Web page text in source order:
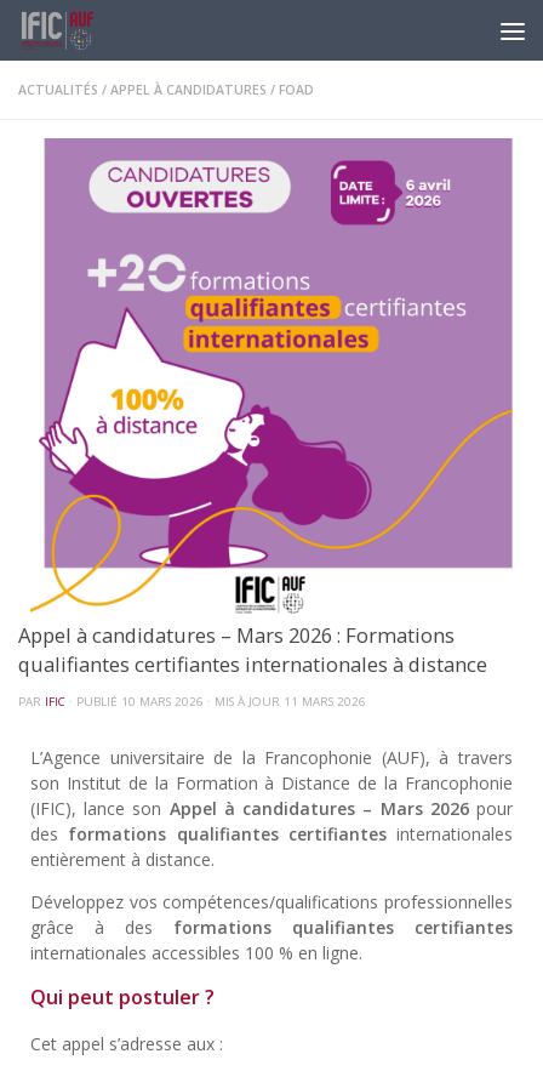
Skip to content
ACTUALITÉS / APPEL À CANDIDATURES / FOAD
Appel à candidatures – Mars 2026 : Formations
qualifiantes certifiantes internationales à distance
PAR IFIC · PUBLIÉ 10 MARS 2026 · MIS À JOUR 11 MARS 2026
L’Agence universitaire de la Francophonie (AUF), à travers
son Institut de la Formation à Distance de la Francophonie
(IFIC), lance son Appel à candidatures – Mars 2026pour
des formations qualifiantes certifiantesinternationales
entièrement à distance.
Développez vos compétences/qualifications professionnelles
grâce à des formations qualifiantes certifiantes
internationales accessibles 100 % en ligne.
Qui peut postuler ?
Cet appel s’adresse aux :